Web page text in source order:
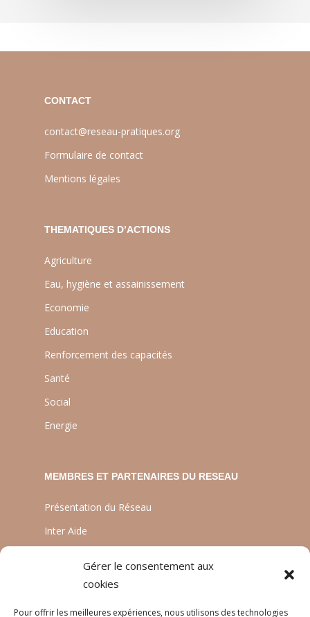
Gérer le consentement aux
cookies
Pour offrir les meilleures expériences, nous utilisons des technologies
CONTACT
contact@reseau-pratiques.org
Formulaire de contact
Mentions légales
THEMATIQUES D’ACTIONS
Agriculture
Eau, hygiène et assainissement
Economie
Education
Renforcement des capacités
Santé
Social
Energie
MEMBRES ET PARTENAIRES DU RESEAU
Présentation du Réseau
Inter Aide
Planète Enfants & Développement